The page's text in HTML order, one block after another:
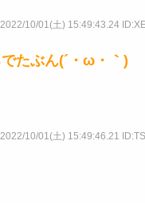
2022/10/01(土) 15:49:43.24
たぶん(´・ω・｀)
2022/10/01(土) 15:49:46.21